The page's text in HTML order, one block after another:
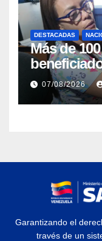
DESTACADAS
Más de
prótesis
07/08/2026
Garantizando el
través de un